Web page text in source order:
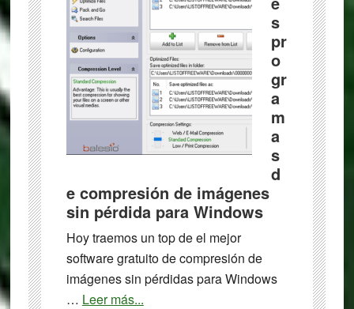
s
pr
o
gr
a
m
a
s
d
e compresión de imágenes
sin pérdida para Windows
Hoy traemos un top de el mejor
software gratuito de compresión de
imágenes sin pérdidas para Windows
… Leer más...about